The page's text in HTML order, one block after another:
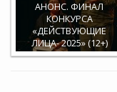
АНОНС. ФИНАЛ
КОНКУРСА
«ДЕЙСТВУЮЩИЕ
ЛИЦА- 2025» (12+)